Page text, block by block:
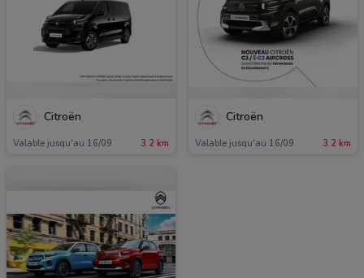
Citroën
Valable jusqu'au 16/09 3.2 km
Citroën
Valable jusqu'au 16/09 3.2 km